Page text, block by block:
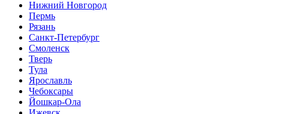
Нижний Новгород
Пермь
Рязань
Санкт-Петербург
Смоленск
Тверь
Тула
Ярославль
Чебоксары
Йошкар-Ола